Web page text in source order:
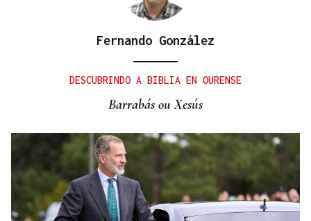
Despliegue policial en Redondela por un hombre
Fernando González
DESCUBRINDO A BIBLIA EN OURENSE
Barrabás ou Xesús